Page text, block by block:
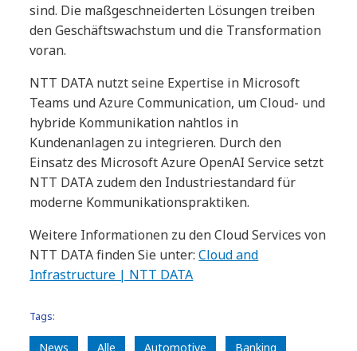
sind. Die maßgeschneiderten Lösungen treiben
den Geschäftswachstum und die Transformation
voran.
NTT DATA nutzt seine Expertise in Microsoft
Teams und Azure Communication, um Cloud- und
hybride Kommunikation nahtlos in
Kundenanlagen zu integrieren. Durch den
Einsatz des Microsoft Azure OpenAI Service setzt
NTT DATA zudem den Industriestandard für
moderne Kommunikationspraktiken.
Weitere Informationen zu den Cloud Services von
NTT DATA finden Sie unter:Cloud and
Infrastructure | NTT DATA
Tags:
News Alle Automotive Banking